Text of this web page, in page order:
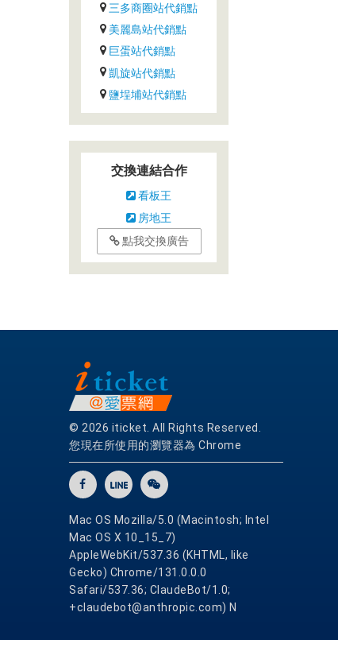
三多商圈站代銷點
美麗島站代銷點
巨蛋站代銷點
凱旋站代銷點
鹽埕埔站代銷點
交換連結合作
看板王
房地王
點我交換廣告
© 2026 iticket. All Rights Reserved.
您現在所使用的瀏覽器為 Chrome
Mac OS Mozilla/5.0 (Macintosh; Intel
Mac OS X 10_15_7)
AppleWebKit/537.36 (KHTML, like
Gecko) Chrome/131.0.0.0
Safari/537.36; ClaudeBot/1.0;
+claudebot@anthropic.com) N